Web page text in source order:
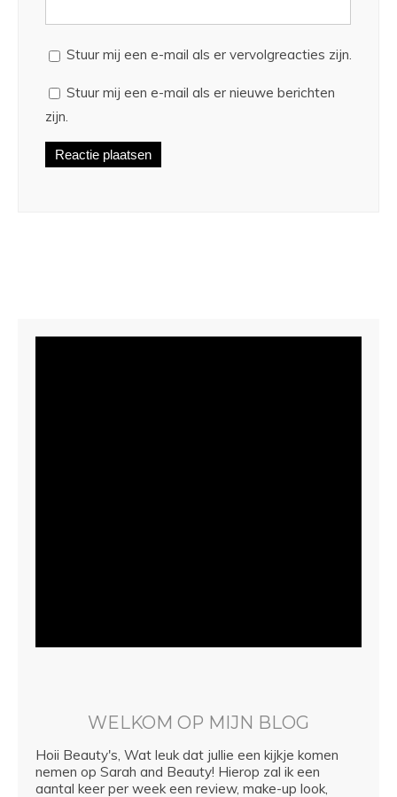
Stuur mij een e-mail als er vervolgreacties zijn.
Stuur mij een e-mail als er nieuwe berichten
zijn.
WELKOM OP MIJN BLOG
Hoii Beauty's, Wat leuk dat jullie een kijkje komen
nemen op Sarah and Beauty! Hierop zal ik een
aantal keer per week een review, make-up look,